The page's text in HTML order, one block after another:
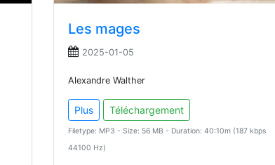
Les mages
2025-01-05
Alexandre Walther
Plus Téléchargement
Filetype: MP3 - Size: 56 MB - Duration: 40:10m (187 kbps
44100 Hz)